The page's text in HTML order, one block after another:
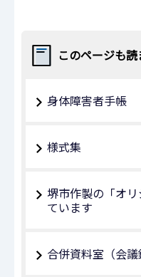
このページも
身体障害者手帳
様式集
堺市作製の「オ
ています
合併資料室（会議